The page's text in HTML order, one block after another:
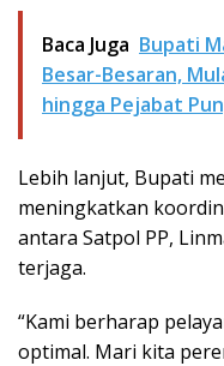
Baca Juga Bupati
Besar-Besaran,
hingga Pejabat
Lebih lanjut, Bupati
meningkatkan
antara Satpol PP,
terjaga.
“Kami berharap
optimal. Mari kita